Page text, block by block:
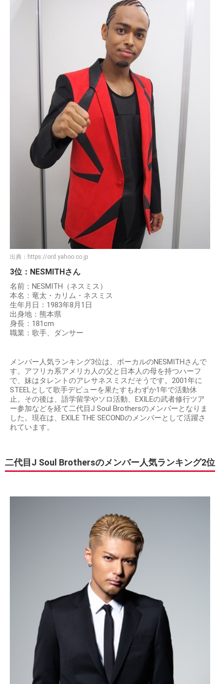
出典： https://ord.yahoo.co.jp
3位：NESMITHさん
名前：NESMITH（ネスミス）
本名：竜太・カリム・ネスミス
生年月日：1983年8月1日
出身地：熊本県
身長：181cm
職業：歌手、ダンサー
メンバー人気ランキング3位は、ボーカルのNESMITHさんで
す。アフリカ系アメリカ人の父と日本人の母を持つハーフ
で、妹はタレントのアレサネスミスだそうです。2001年に
STEELとして歌手デビューを果たすもわずか1年で活動休
止。その後は、語学留学やソロ活動、EXILEの武者修行ツア
ー参加などを経て二代目J Soul Brothersのメンバーとなりま
した。現在は、EXILE THE SECONDのメンバーとして活躍さ
れています。
二代目J Soul Brothersのメンバー人気ランキング2位